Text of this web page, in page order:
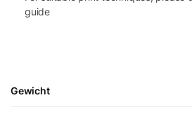
guide
Gewicht